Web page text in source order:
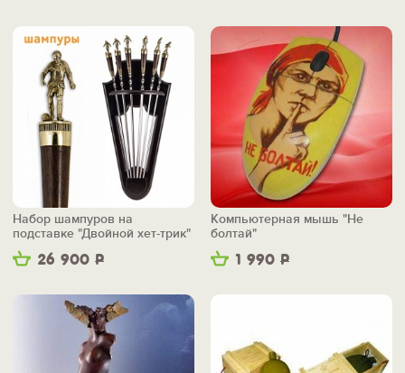
26 900 Р
Набор шампуров на
подставке "Двойной хет-трик"
1 990 Р
Компьютерная мышь "Не
болтай"